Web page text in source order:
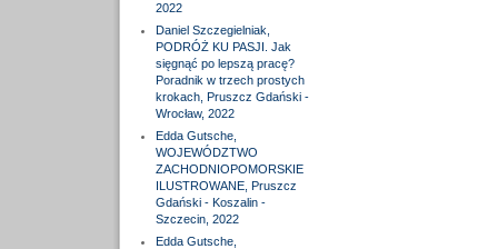
2022
Daniel Szczegielniak,
PODRÓŻ KU PASJI. Jak
sięgnąć po lepszą pracę?
Poradnik w trzech prostych
krokach, Pruszcz Gdański -
Wrocław, 2022
Edda Gutsche,
WOJEWÓDZTWO
ZACHODNIOPOMORSKIE
ILUSTROWANE, Pruszcz
Gdański - Koszalin -
Szczecin, 2022
Edda Gutsche,